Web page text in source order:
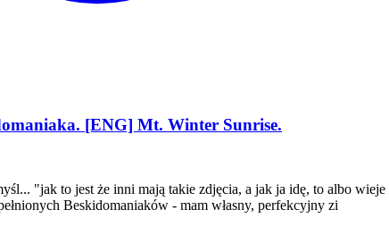
[ENG] Mt. Winter Sunrise.
"jak to jest że inni mają takie zdjęcia, a jak ja idę, to albo
Beskidomaniaków - mam własny, perfekcyjny zi